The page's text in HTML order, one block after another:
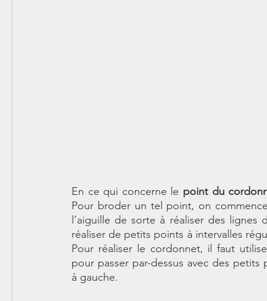
En ce qui concerne le point du
Pour broder un tel point, on
l’aiguille de sorte à réaliser des
réaliser de petits points à intervalles
Pour réaliser le cordonnet, il faut
pour passer par-dessus avec des
à gauche.